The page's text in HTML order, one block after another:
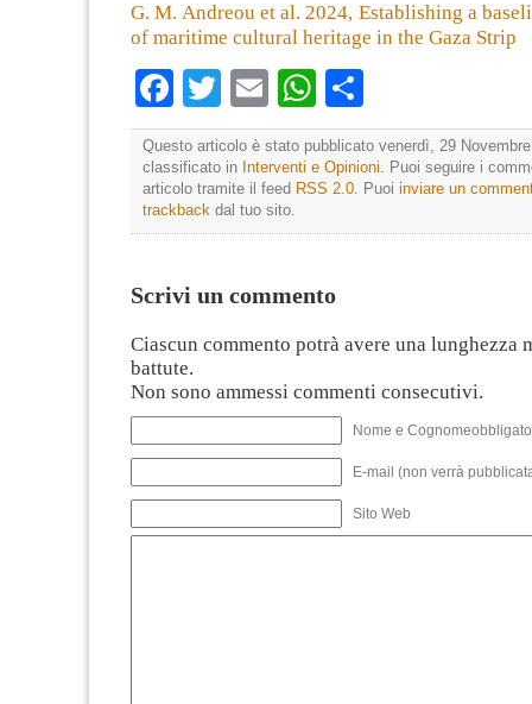
G. M. Andreou et al. 2024, Establishing a
of maritime cultural heritage in the Gaza Strip
Facebook
TwitterEmailWhatsApp
Questo articolo è stato pubblicato venerdì, 29
classificato in Interventi e Opinioni. Puoi seguire i
articolo tramite il feed RSS 2.0. Puoi inviare un
trackback dal tuo sito.
Scrivi un commento
Ciascun commento potrà avere una lunghezza
battute.
Non sono ammessi commenti consecutivi.
Nome e
E-mail (non verrà
Sito Web